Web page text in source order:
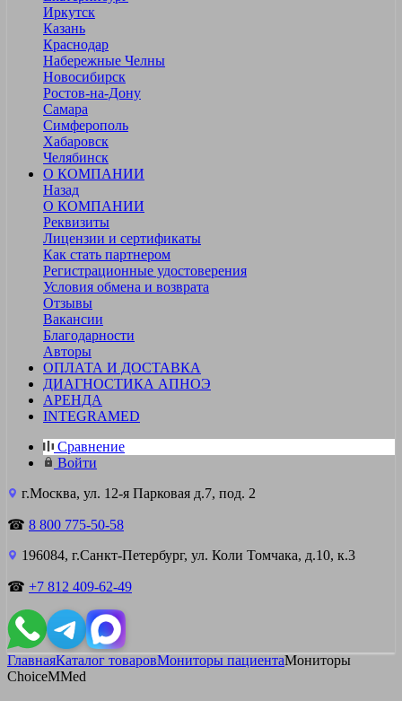
Иркутск
Казань
Краснодар
Набережные Челны
Новосибирск
Ростов-на-Дону
Самара
Симферополь
Хабаровск
Челябинск
О КОМПАНИИ
Назад
О КОМПАНИИ
Реквизиты
Лицензии и сертификаты
Как стать партнером
Регистрационные удостоверения
Условия обмена и возврата
Отзывы
Вакансии
Благодарности
Авторы
ОПЛАТА И ДОСТАВКА
ДИАГНОСТИКА АПНОЭ
АРЕНДА
INTEGRAMED
Сравнение
Войти
г.Москва, ул. 12-я Парковая д.7, под. 2
☎ 8 800 775-50-58
196084, г.Санкт-Петербург, ул. Коли Томчака, д.10, к.3
☎ +7 812 409-62-49
ГлавнаяКаталог товаровМониторы пациентаМониторы
ChoiceMMed